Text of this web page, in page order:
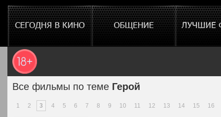
Все фильмы по теме Герой
1 2 3 4 5 6 7 8 9 10 11 12 13 14 15 16